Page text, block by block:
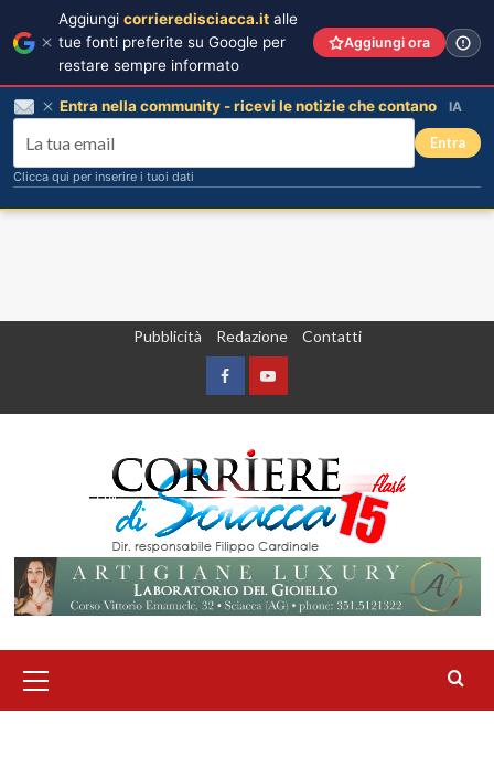
Pubblicità Redazione Contatti
FacebookYountube
principale
Aggiungi corrieredisciacca.it alle
tue fonti preferite su Google per
restare sempre informato
Aggiungi ora
Entra nella community - ricevi le notizie che contano IA
Entra
Clicca qui per inserire i tuoi dati